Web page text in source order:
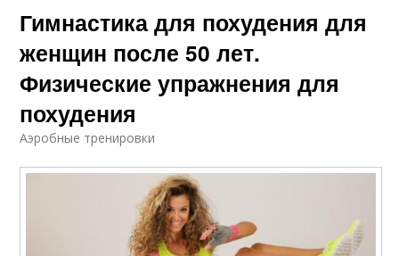
Гимнастика для похудения для
женщин после 50 лет.
Физические упражнения для
похудения
Аэробные тренировки